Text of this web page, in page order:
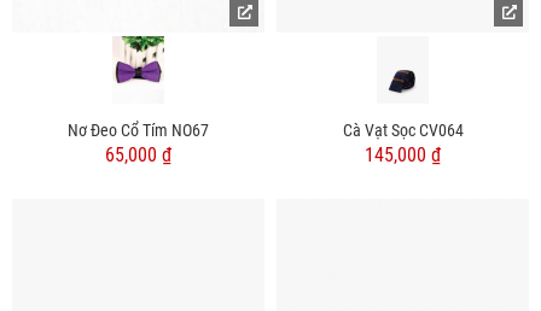
Nơ Đeo Cổ Tím NO67
65,000 ₫
Cà Vạt Sọc CV064
145,000 ₫